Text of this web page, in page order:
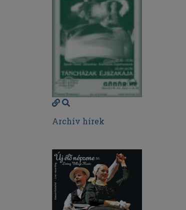
Archív hírek